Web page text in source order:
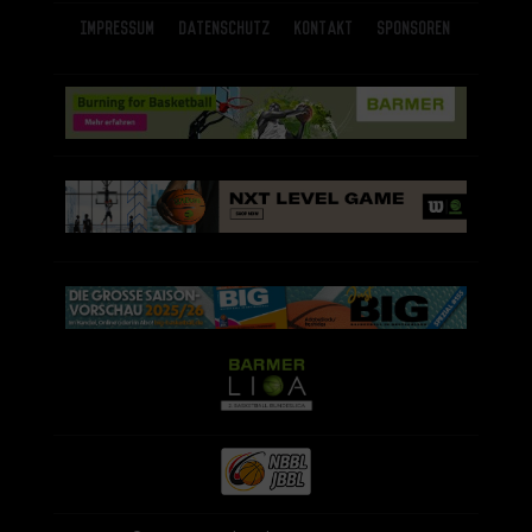
Impressum Datenschutz Kontakt Sponsoren